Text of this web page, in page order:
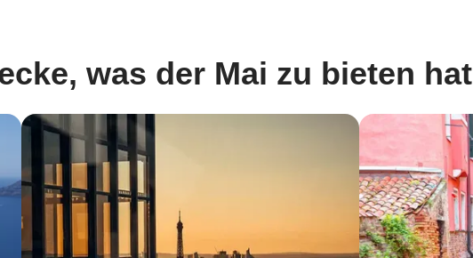
was der Mai zu bieten hat